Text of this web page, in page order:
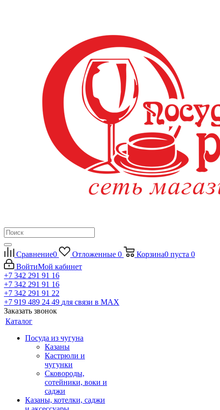
Сравнение0 Отложенные 0 Корзина0 пуста 0
ВойтиМой кабинет
+7 342 291 91 16
+7 342 291 91 16
+7 342 291 91 22
+7 919 489 24 49 для связи в МАХ
Заказать звонок
Каталог
Посуда из чугуна
Казаны
Кастрюли и
чугунки
Сковороды,
сотейники, воки и
саджи
Казаны, котелки, саджи